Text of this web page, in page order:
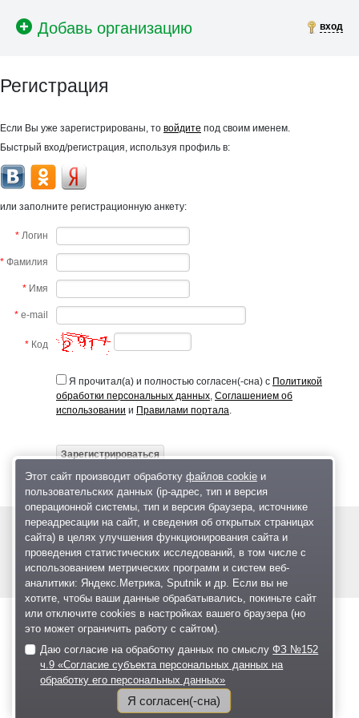
вход
Регистрация
Если Вы уже зарегистрированы, то войдите под своим именем.
Быстрый вход/регистрация, используя профиль в:
или заполните регистрационную анкету:
* Логин
* Фамилия
* Имя
* e-mail
* Код
Я прочитал(а) и полностью согласен(-сна) с Политикой
обработки персональных данных, Соглашением об
использовании и Правилами портала.
Зарегистрироваться
© 2004—2026
Размещение рекламы О проекте
Этот сайт производит обработку файлов cookieи
пользовательских данных (ip-адрес, тип и версия
операционной системы, тип и версия браузера, источнике
переадресации на сайт, и сведения об открытых страницах
сайта) в целях улучшения функционирования сайта и
проведения статистических исследований, в том числе с
использованием метрических программ и систем веб-
аналитики: Яндекс.Метрика, Sputnik и др. Если вы не
хотите, чтобы ваши данные обрабатывались, покиньте сайт
или отключите cookies в настройках вашего браузера (но
это может ограничить работу с сайтом).
Даю согласие на обработку данных по смыслуФЗ №152
ч.9 «Согласие субъекта персональных данных на
обработку его персональных данных»
Я согласен(-сна)